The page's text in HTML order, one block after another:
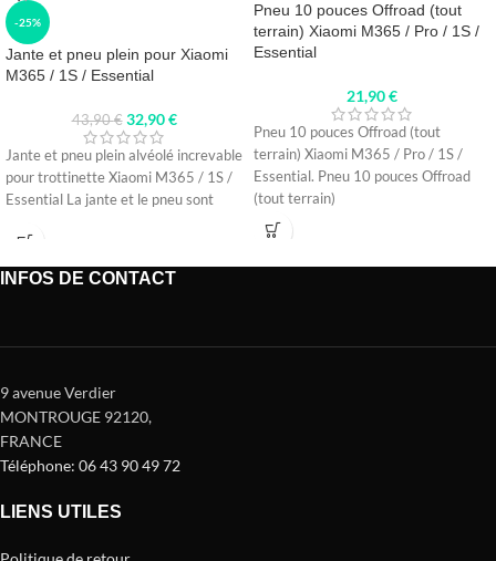
-25%
Jante et pneu plein pour Xiaomi
M365 / 1S / Essential
43,90€ 32,90€
Jante et pneu plein alvéolé increvable
pour trottinette Xiaomi M365 / 1S /
Essential La jante et le pneu sont
Pneu 10 pouces Offroad (tout
terrain) Xiaomi M365 / Pro / 1S /
Essential
21,90€
Pneu 10 pouces Offroad (tout
terrain) Xiaomi M365 / Pro / 1S /
Essential. Pneu 10 pouces Offroad
(tout terrain)
INFOS DE CONTACT
9 avenue Verdier
MONTROUGE 92120,
FRANCE
Téléphone: 06 43 90 49 72
LIENS UTILES